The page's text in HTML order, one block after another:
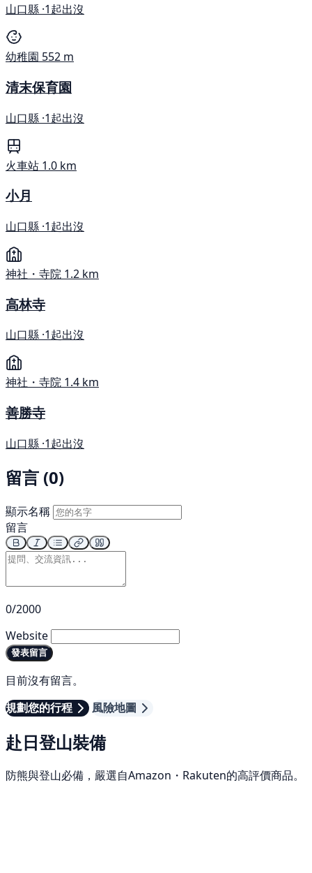
山口縣 ·1起出沒
幼稚園 552 m
清末保育園
山口縣 ·1起出沒
火車站 1.0 km
小月
山口縣 ·1起出沒
神社・寺院 1.2 km
高林寺
山口縣 ·1起出沒
神社・寺院 1.4 km
善勝寺
山口縣 ·1起出沒
留言 (0)
顯示名稱
留言
0/2000
Website
發表留言
目前沒有留言。
規劃您的行程
風險地圖
赴日登山裝備
防熊與登山必備，嚴選自Amazon・Rakuten的高評價商品。